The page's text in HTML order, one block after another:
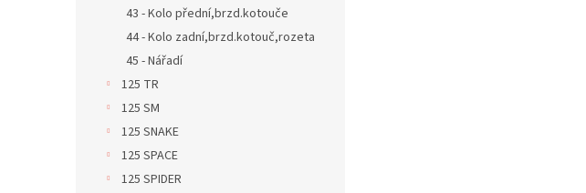
43 - Kolo přední,brzd.kotouče
44 - Kolo zadní,brzd.kotouč,rozeta
45 - Nářadí
125 TR
125 SM
125 SNAKE
125 SPACE
125 SPIDER